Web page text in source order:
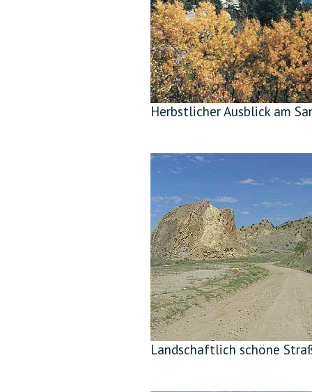
Herbstlicher Ausblick am
Landschaftlich schöne